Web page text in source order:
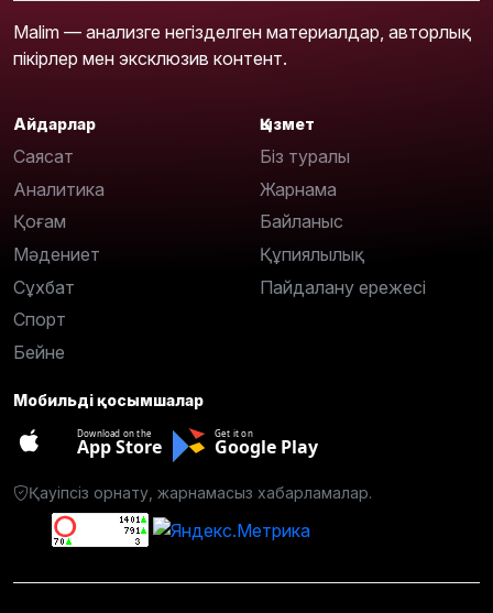
Malim — анализге негізделген материалдар, авторлық
пікірлер мен эксклюзив контент.
Айдарлар
Саясат
Аналитика
Қоғам
Мәдениет
Сұхбат
Спорт
Бейне
Қызмет
Біз туралы
Жарнама
Байланыс
Құпиялылық
Пайдалану ережесі
Мобильді қосымшалар
Download on the
App Store
Get it on
Google Play
Қауіпсіз орнату, жарнамасыз хабарламалар.